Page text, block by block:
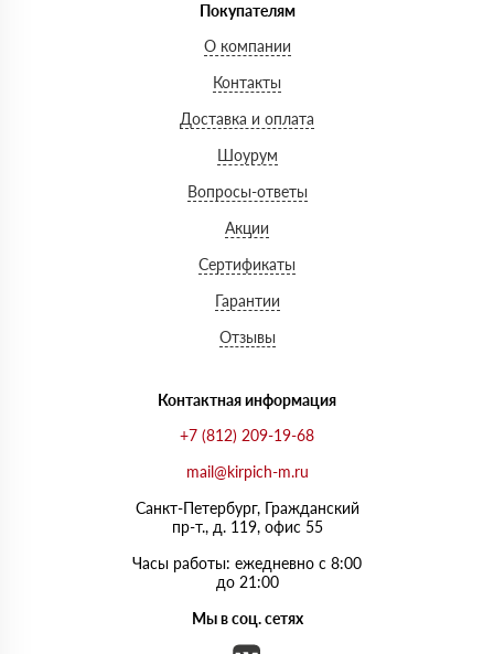
Покупателям
О компании
Контакты
Доставка и оплата
Шоурум
Вопросы-ответы
Акции
Сертификаты
Гарантии
Отзывы
Контактная информация
+7 (812) 209-19-68
mail@kirpich-m.ru
Санкт-Петербург, Граждaнский
пр-т., д. 119, офис 55
Часы работы: ежедневно с 8:00
до 21:00
Мы в соц. сетях